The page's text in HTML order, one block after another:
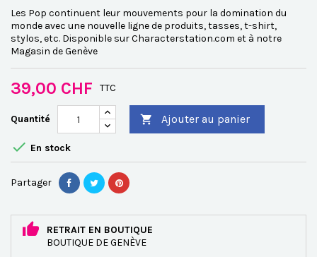
Les Pop continuent leur mouvements pour la domination du
monde avec une nouvelle ligne de produits, tasses, t-shirt,
stylos, etc. Disponible sur Characterstation.com et à notre
Magasin de Genève
39,00 CHF TTC
Quantité  Ajouter au panier
 En stock
Partager
RETRAIT EN BOUTIQUE
BOUTIQUE DE GENÈVE